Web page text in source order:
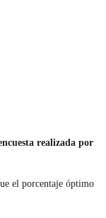
realizada por
el porcentaje óptimo